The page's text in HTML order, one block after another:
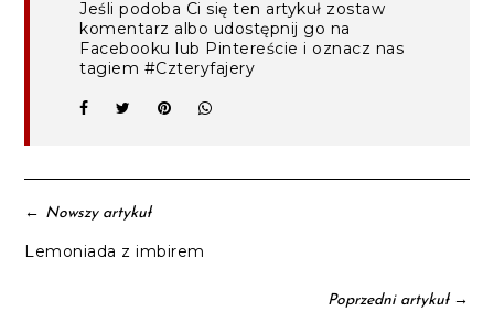
Jeśli podoba Ci się ten artykuł zostaw
komentarz albo udostępnij go na
Facebooku lub Pintereście i oznacz nas
tagiem #Czteryfajery
← Nowszy artykuł
Lemoniada z imbirem
Poprzedni artykuł→